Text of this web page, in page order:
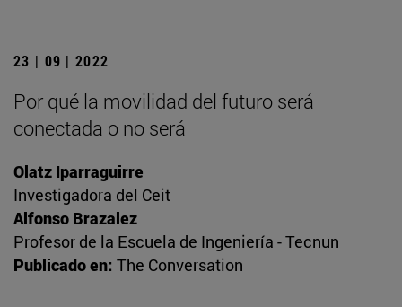
23 | 09 | 2022
Por qué la movilidad del futuro será
conectada o no será
Olatz Iparraguirre
Investigadora del Ceit
Alfonso Brazalez
Profesor de la Escuela de Ingeniería - Tecnun
Publicado en: The Conversation